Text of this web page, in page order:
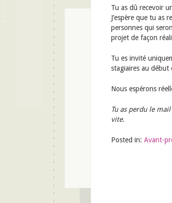
Tu as dû recevoir
J’espère que tu as
personnes qui
projet de façon
Tu es invité
stagiaires au début
Nous espérons
Tu as perdu le mail
vite.
Posted in: Avant-